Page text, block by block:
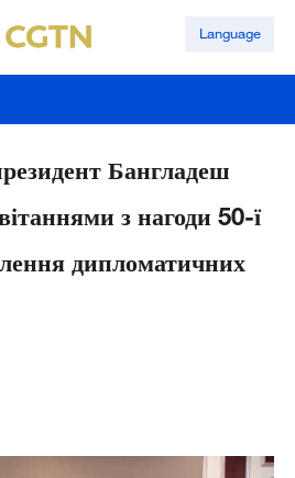
Language
Бангладеш
з нагоди 50-ї
дипломатичних